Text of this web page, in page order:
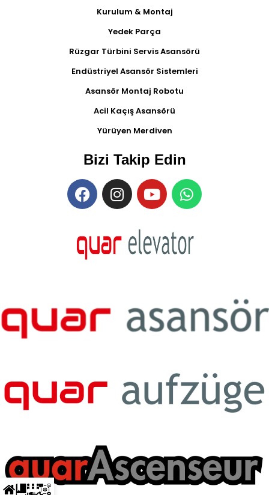
Kurulum & Montaj
Yedek Parça
Rüzgar Türbini Servis Asansörü
Endüstriyel Asansör Sistemleri
Asansör Montaj Robotu
Acil Kaçış Asansörü
Yürüyen Merdiven
Bizi Takip Edin